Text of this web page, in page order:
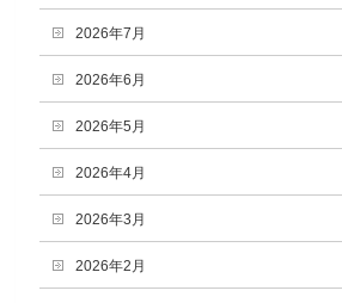
2026年7月
2026年6月
2026年5月
2026年4月
2026年3月
2026年2月